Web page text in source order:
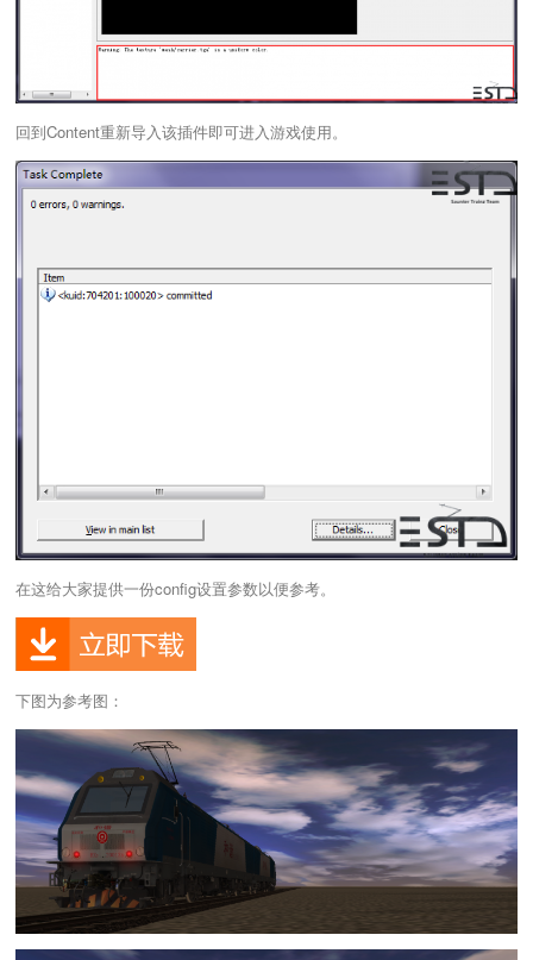
回到Content重新导入该插件即可进入游戏使用。
在这给大家提供一份config设置参数以便参考。
下图为参考图：